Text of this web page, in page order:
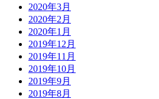
2020年3月
2020年2月
2020年1月
2019年12月
2019年11月
2019年10月
2019年9月
2019年8月